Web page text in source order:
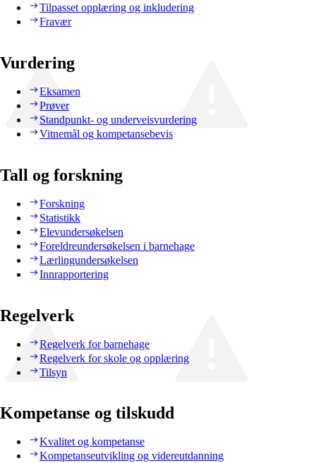
Tilpasset opplæring og inkludering
Fravær
Vurdering
Eksamen
Prøver
Standpunkt- og underveisvurdering
Vitnemål og kompetansebevis
Tall og forskning
Forskning
Statistikk
Elevundersøkelsen
Foreldreundersøkelsen i barnehage
Lærlingundersøkelsen
Innrapportering
Regelverk
Regelverk for barnehage
Regelverk for skole og opplæring
Tilsyn
Kompetanse og tilskudd
Kvalitet og kompetanse
Kompetanseutvikling og videreutdanning